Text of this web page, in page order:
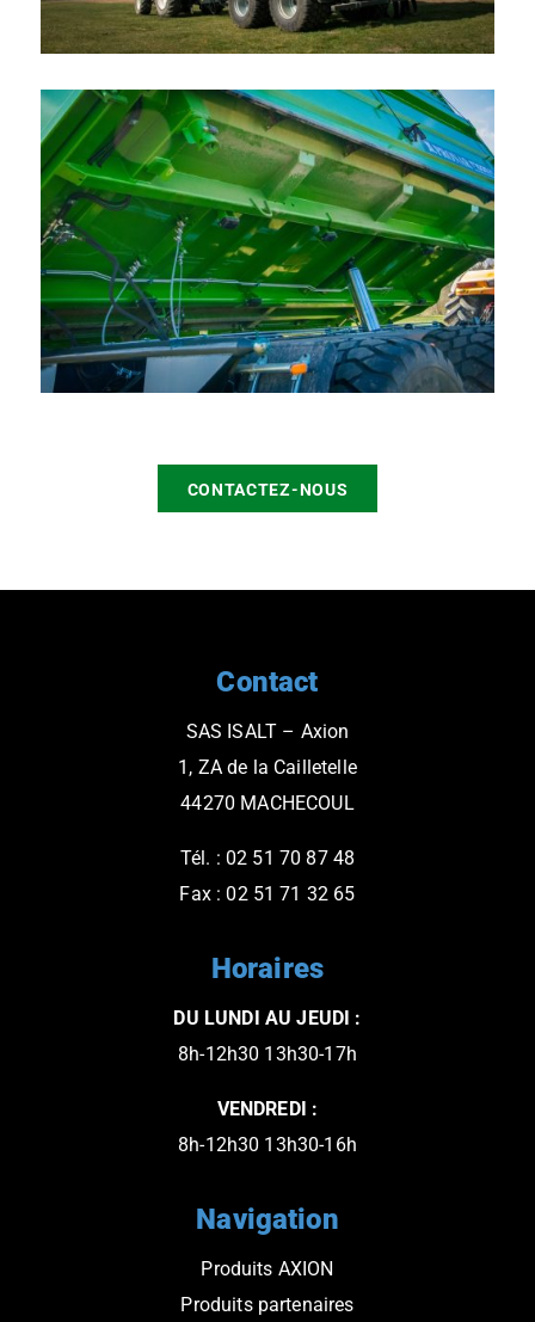
CONTACTEZ-NOUS
Contact
SAS ISALT – Axion
1, ZA de la Cailletelle
44270 MACHECOUL
Tél. : 02 51 70 87 48
Fax : 02 51 71 32 65
Horaires
DU LUNDI AU JEUDI :
8h-12h30 13h30-17h
VENDREDI :
8h-12h30 13h30-16h
Navigation
Produits AXION
Produits partenaires